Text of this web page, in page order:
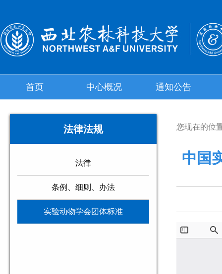
首页 中心概况 通知公告
法律法规
法律
条例、细则、办法
实验动物学会团体标准
您现在的位
中国